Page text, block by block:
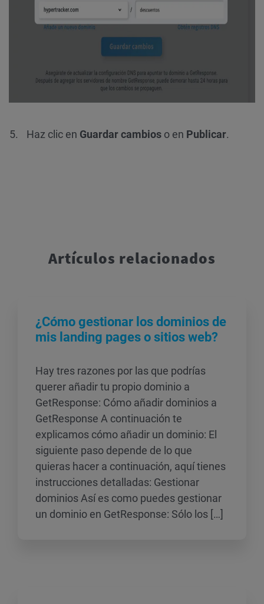
Haz clic en Guardar cambios o en Publicar.
Artículos relacionados
¿Cómo gestionar los dominios de
mis landing pages o sitios web?
Hay tres razones por las que podrías
querer añadir tu propio dominio a
GetResponse: Cómo añadir dominios a
GetResponse A continuación te
explicamos cómo añadir un dominio: El
siguiente paso depende de lo que
quieras hacer a continuación, aquí tienes
instrucciones detalladas: Gestionar
dominios Así es como puedes gestionar
un dominio en GetResponse: Sólo los […]